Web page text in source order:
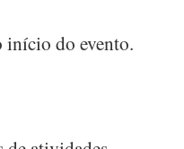
início do evento.